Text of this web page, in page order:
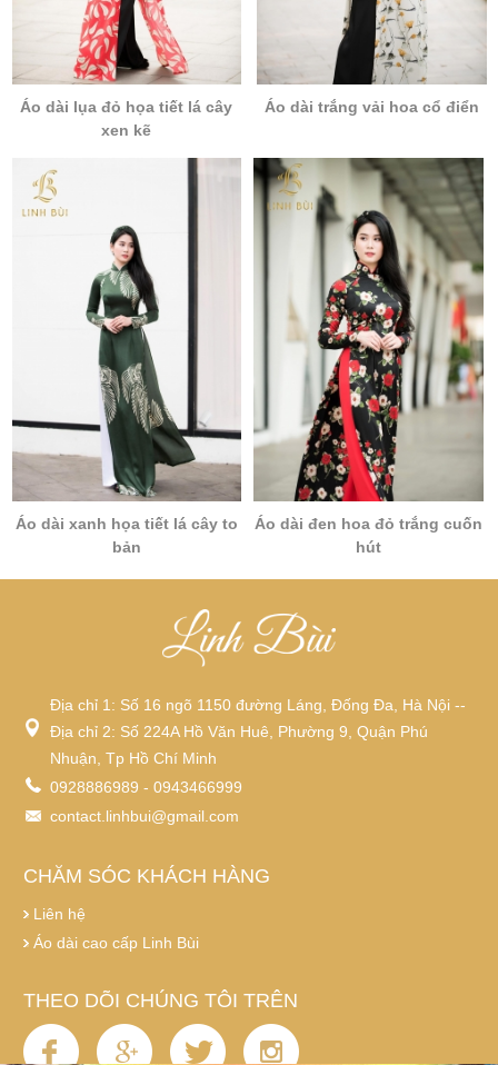
Áo dài lụa đỏ họa tiết lá cây
xen kẽ
Áo dài trắng vải hoa cổ điển
Áo dài xanh họa tiết lá cây to
bản
Áo dài đen hoa đỏ trắng cuốn
hút
Địa chỉ 1: Số 16 ngõ 1150 đường Láng, Đống Đa, Hà Nội --
Địa chỉ 2: Số 224A Hồ Văn Huê, Phường 9, Quận Phú
Nhuận, Tp Hồ Chí Minh
0928886989 - 0943466999
contact.linhbui@gmail.com
CHĂM SÓC KHÁCH HÀNG
Liên hệ
Áo dài cao cấp Linh Bùi
THEO DÕI CHÚNG TÔI TRÊN